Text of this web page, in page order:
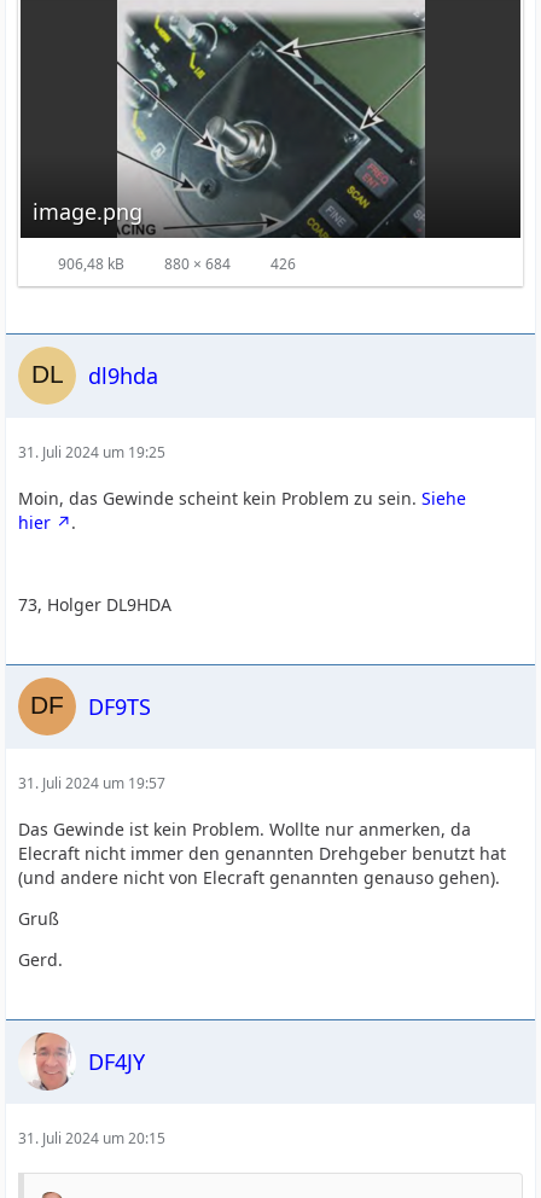
image.png
906,48 kB 880 × 684 426
dl9hda
31. Juli 2024 um 19:25
Moin, das Gewinde scheint kein Problem zu sein.Siehe
hier
.
73, Holger DL9HDA
DF9TS
31. Juli 2024 um 19:57
Das Gewinde ist kein Problem. Wollte nur anmerken, da
Elecraft nicht immer den genannten Drehgeber benutzt hat
(und andere nicht von Elecraft genannten genauso gehen).
Gruß
Gerd.
DF4JY
31. Juli 2024 um 20:15